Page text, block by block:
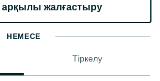
арқылы жалғастыру
НЕМЕСЕ
Тіркелу